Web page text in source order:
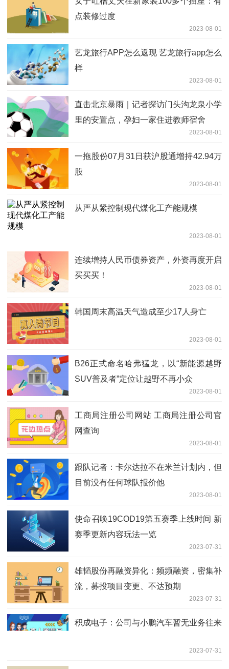
点装修过度
2023-08-01
艺龙旅行APP怎么返现 艺龙旅行app怎么
样
2023-08-01
直击北京暴雨｜记者探访门头沟龙泉小学
里的安置点，孕妇一家住进教师宿舍
2023-08-01
一拖股份07月31日获沪股通增持42.94万
股
2023-08-01
从严从紧控制现代煤化工产能规模
2023-08-01
连续增持人民币债券资产，外资再度开启
买买买！
2023-08-01
韩国周末高温天气造成至少17人身亡
2023-08-01
B26正式命名哈弗猛龙，以“新能源越野
SUV普及者”定位让越野不再小众
2023-08-01
工商局注册公司网站 工商局注册公司官
网查询
2023-08-01
跟队记者：卡尔达拉不在米兰计划内，但
目前没有任何球队报价他
2023-08-01
使命召唤19COD19第五赛季上线时间 新
赛季更新内容玩法一览
2023-07-31
雄韬股份再融资异化：频频融资，密集补
流，募投项目变更、不达预期
2023-07-31
积成电子：公司与小鹏汽车暂无业务往来
2023-07-31